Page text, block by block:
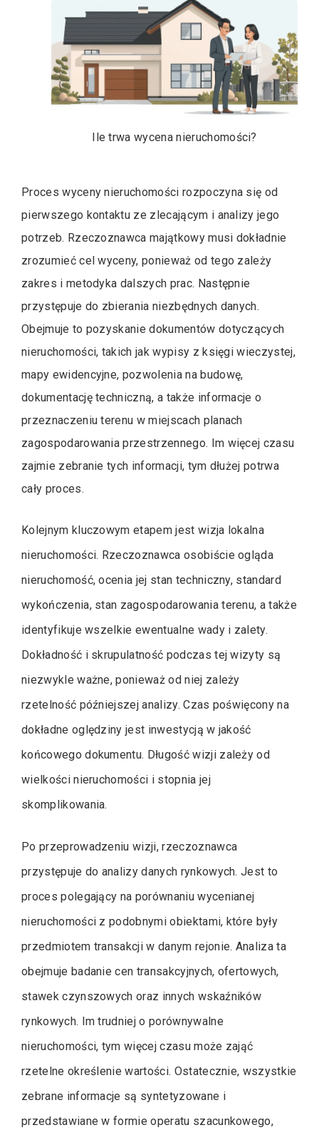
Ile trwa wycena nieruchomości?
Proces wyceny nieruchomości rozpoczyna się od
pierwszego kontaktu ze zlecającym i analizy jego
potrzeb. Rzeczoznawca majątkowy musi dokładnie
zrozumieć cel wyceny, ponieważ od tego zależy
zakres i metodyka dalszych prac. Następnie
przystępuje do zbierania niezbędnych danych.
Obejmuje to pozyskanie dokumentów dotyczących
nieruchomości, takich jak wypisy z księgi wieczystej,
mapy ewidencyjne, pozwolenia na budowę,
dokumentację techniczną, a także informacje o
przeznaczeniu terenu w miejscach planach
zagospodarowania przestrzennego. Im więcej czasu
zajmie zebranie tych informacji, tym dłużej potrwa
cały proces.
Kolejnym kluczowym etapem jest wizja lokalna
nieruchomości. Rzeczoznawca osobiście ogląda
nieruchomość, ocenia jej stan techniczny, standard
wykończenia, stan zagospodarowania terenu, a także
identyfikuje wszelkie ewentualne wady i zalety.
Dokładność i skrupulatność podczas tej wizyty są
niezwykle ważne, ponieważ od niej zależy
rzetelność późniejszej analizy. Czas poświęcony na
dokładne oględziny jest inwestycją w jakość
końcowego dokumentu. Długość wizji zależy od
wielkości nieruchomości i stopnia jej
skomplikowania.
Po przeprowadzeniu wizji, rzeczoznawca
przystępuje do analizy danych rynkowych. Jest to
proces polegający na porównaniu wycenianej
nieruchomości z podobnymi obiektami, które były
przedmiotem transakcji w danym rejonie. Analiza ta
obejmuje badanie cen transakcyjnych, ofertowych,
stawek czynszowych oraz innych wskaźników
rynkowych. Im trudniej o porównywalne
nieruchomości, tym więcej czasu może zająć
rzetelne określenie wartości. Ostatecznie, wszystkie
zebrane informacje są syntetyzowane i
przedstawiane w formie operatu szacunkowego,